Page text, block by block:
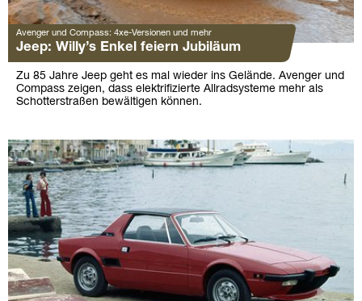
Avenger und Compass: 4xe-Versionen und mehr
Jeep: Willy’s Enkel feiern Jubiläum
Zu 85 Jahre Jeep geht es mal wieder ins Gelände. Avenger und
Compass zeigen, dass elektrifizierte Allradsysteme mehr als
Schotterstraßen bewältigen können.